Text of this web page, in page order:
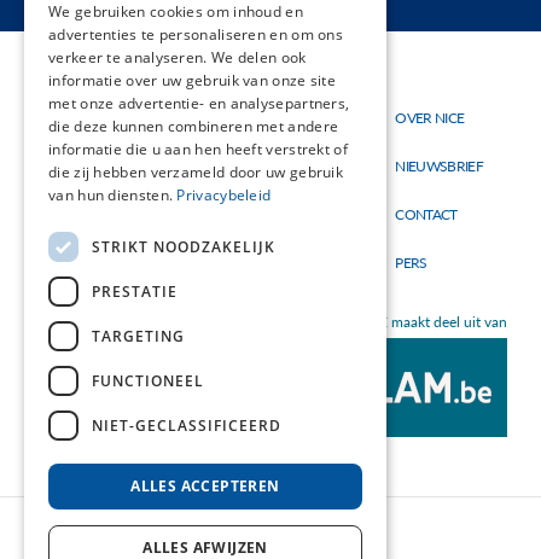
Hoofdnavigatie
Thema's
Materialen
Nieuw
Topmenu
OVER NICE
NIEUWSBRIEF
CONTACT
PERS
NICE maakt deel uit van
We gebruiken cookies om inhoud en
advertenties te personaliseren en om ons
verkeer te analyseren. We delen ook
informatie over uw gebruik van onze site
met onze advertentie- en analysepartners,
die deze kunnen combineren met andere
informatie die u aan hen heeft verstrekt of
die zij hebben verzameld door uw gebruik
van hun diensten. Privacybeleid
STRIKT NOODZAKELIJK
PRESTATIE
TARGETING
FUNCTIONEEL
NIET-GECLASSIFICEERD
ALLES ACCEPTEREN
ALLES AFWIJZEN